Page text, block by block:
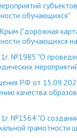
обучающихся"
("дорожная
обучающихся
№1985 "О
РФ от
качества
№1564 "О
грамотности